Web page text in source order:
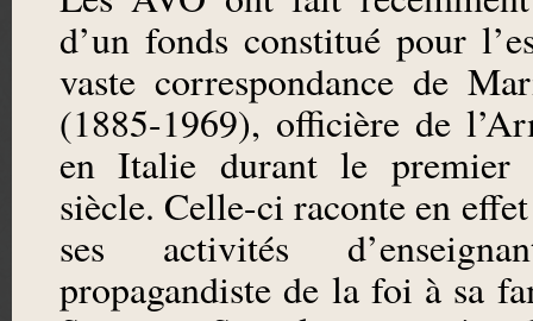
d’un fonds constitué pour
vaste correspondance de
(1885-1969), officière de
en Italie durant le
siècle. Celle-ci raconte en
ses activités
propagandiste de la foi à sa